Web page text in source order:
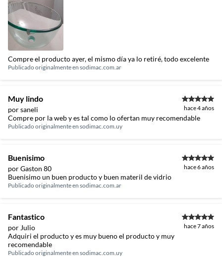
Compre el producto ayer, el mismo día ya lo retiré, todo excelente
Publicado originalmente en sodimac.com.ar
Muy lindo
por saneli hace 4 años
Compre por la web y es tal como lo ofertan muy recomendable
Publicado originalmente en sodimac.com.uy
Buenisimo
por Gaston 80 hace 6 años
Buenisimo un buen producto y buen materil de vidrio
Publicado originalmente en sodimac.com.ar
Fantastico
por Julio hace 7 años
Adquiri el producto y es muy bueno el producto y muy
recomendable
Publicado originalmente en sodimac.com.uy